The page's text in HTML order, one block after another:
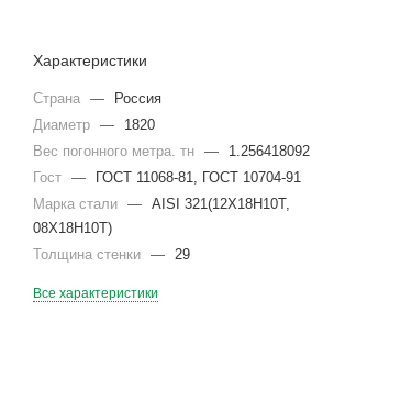
Характеристики
Страна —
Россия
Диаметр
—
1820
Вес погонного метра. тн
—
1.256418092
Гост
—
ГОСТ 11068-81, ГОСТ 10704-91
Марка стали
—
AISI 321(12Х18Н10Т,
08Х18Н10Т)
Толщина стенки
— 29
Все характеристики